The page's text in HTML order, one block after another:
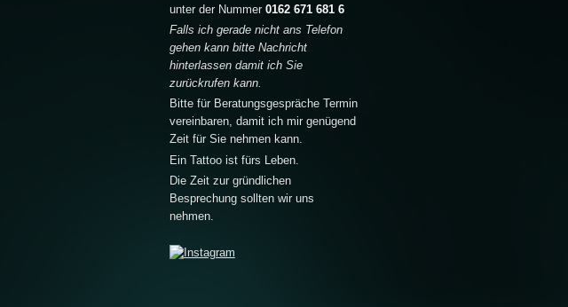
unter der Nummer 0162 671 681 6
Falls ich gerade nicht ans Telefon
gehen kann bitte Nachricht
hinterlassen damit ich Sie
zurückrufen kann.
Bitte für Beratungsgespräche Termin
vereinbaren, damit ich mir genügend
Zeit für Sie nehmen kann.
Ein Tattoo ist fürs Leben.
Die Zeit zur gründlichen
Besprechung sollten wir uns
nehmen.